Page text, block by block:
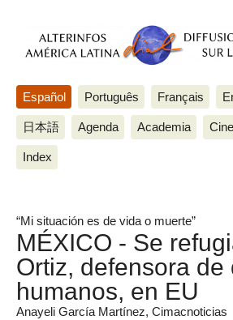
Español Português Français
日本語 Agenda Academia
Index
“Mi situación es de vida o muerte”
MÉXICO - Se
Ortiz, defensora de
humanos, en EU
Anayeli García Martínez, Cimacnoticias